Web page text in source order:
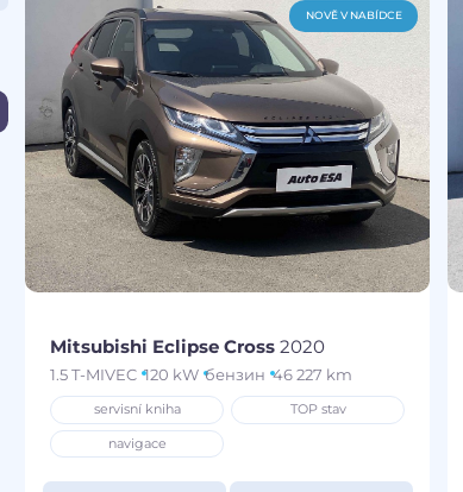
NOVĚ V NABÍDCE
Mitsubishi Eclipse Cross2020
1.5 T-MIVEC 120 kW бензин 46 227 km
servisní kniha TOP stav
navigace